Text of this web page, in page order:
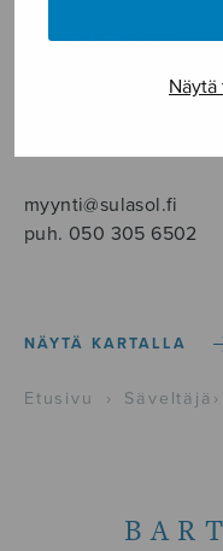
Myymälä avoinna
myynti@sulasol.fi
puh. 050 305 6502
NÄYTÄ KARTALLA
Etusivu › Säveltäjä ›